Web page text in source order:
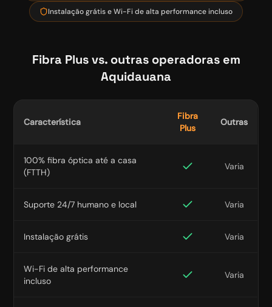
Instalação grátis e Wi-Fi de alta performance incluso
Fibra Plus vs. outras operadoras em
Aquidauana
Característica
Fibra
Plus
Outras
100% fibra óptica até a casa
(FTTH)
Varia
Suporte 24/7 humano e local Varia
Instalação grátis Varia
Wi-Fi de alta performance
incluso
Varia